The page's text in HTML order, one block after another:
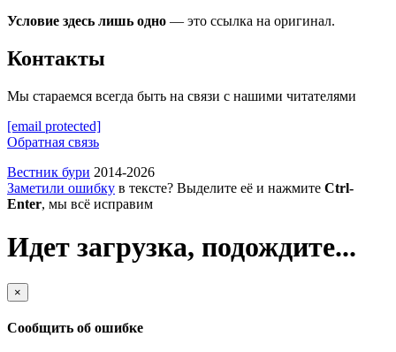
Условие здесь лишь одно — это ссылка на оригинал.
Контакты
Мы стараемся всегда быть на связи с нашими читателями
[email protected]
Обратная связь
Вестник бури 2014-2026
Заметили ошибку в тексте? Выделите её и нажмите Ctrl-
Enter, мы всё исправим
Идет загрузка, подождите...
×
Сообщить об ошибке